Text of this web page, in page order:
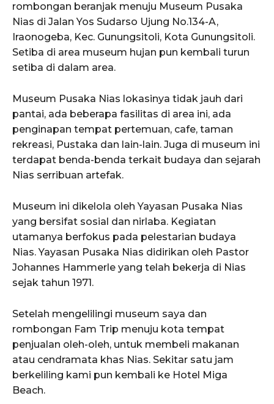
rombongan beranjak menuju Museum Pusaka
Nias di Jalan Yos Sudarso Ujung No.134-A,
Iraonogeba, Kec. Gunungsitoli, Kota Gunungsitoli.
Setiba di area museum hujan pun kembali turun
setiba di dalam area.
Museum Pusaka Nias lokasinya tidak jauh dari
pantai, ada beberapa fasilitas di area ini, ada
penginapan tempat pertemuan, cafe, taman
rekreasi, Pustaka dan lain-lain. Juga di museum ini
terdapat benda-benda terkait budaya dan sejarah
Nias serribuan artefak.
Museum ini dikelola oleh Yayasan Pusaka Nias
yang bersifat sosial dan nirlaba. Kegiatan
utamanya berfokus pada pelestarian budaya
Nias. Yayasan Pusaka Nias didirikan oleh Pastor
Johannes Hammerle yang telah bekerja di Nias
sejak tahun 1971.
Setelah mengelilingi museum saya dan
rombongan Fam Trip menuju kota tempat
penjualan oleh-oleh, untuk membeli makanan
atau cendramata khas Nias. Sekitar satu jam
berkeliling kami pun kembali ke Hotel Miga
Beach.